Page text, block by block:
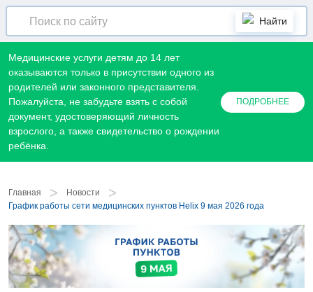
Найти
Медицинские услуги детям до 14 лет
оказываются только в присутствии одного из
родителей или законного представителя.
Пожалуйста, не забудьте взять с собой
документ, удостоверяющий личность
взрослого, а также свидетельство о рождении
ребёнка.
ПОДРОБНЕЕ
Главная > Новости >
График работы сети медицинских пунктов Helix 9 мая 2026 года